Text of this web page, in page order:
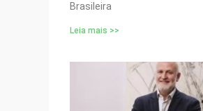
Brasileira
Leia mais >>